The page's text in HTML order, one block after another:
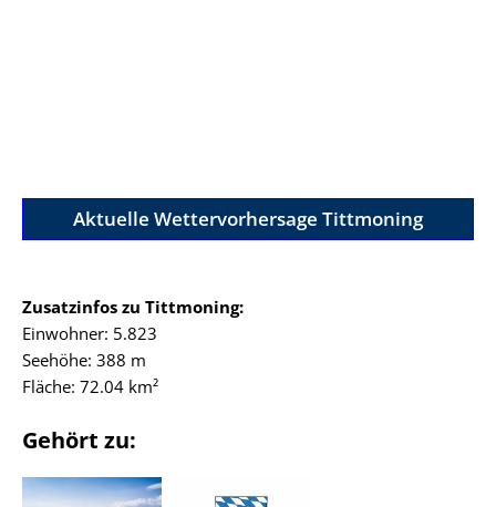
Aktuelle Wettervorhersage Tittmoning
Zusatzinfos zu Tittmoning:
Einwohner: 5.823
Seehöhe: 388 m
Fläche: 72.04 km²
Gehört zu: